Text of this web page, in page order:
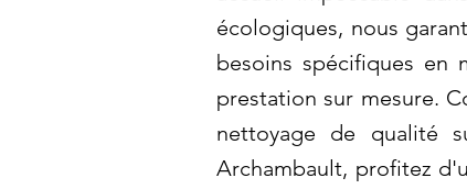
écologiques, nous
besoins spécifiques en
prestation sur mesure.
nettoyage de qualité
Archambault, profitez